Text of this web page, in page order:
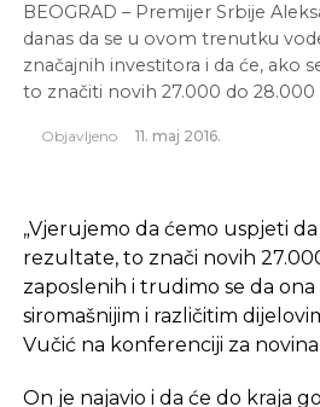
BEOGRAD – Premijer Srbije
danas da se u ovom trenutku
značajnih investitora i da će, ako
to značiti novih 27.000 do 28.000
Objavljeno 11. maj 2016.
„Vjerujemo da ćemo uspjeti
rezultate, to znači novih
zaposlenih i trudimo se da
siromašnijim i različitim
Vučić na konferenciji za
On je najavio i da će do kraja